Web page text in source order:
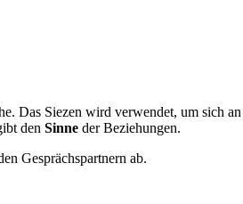
Das Siezen wird verwendet, um sich
den Sinne der Beziehungen.
Gesprächspartnern ab.